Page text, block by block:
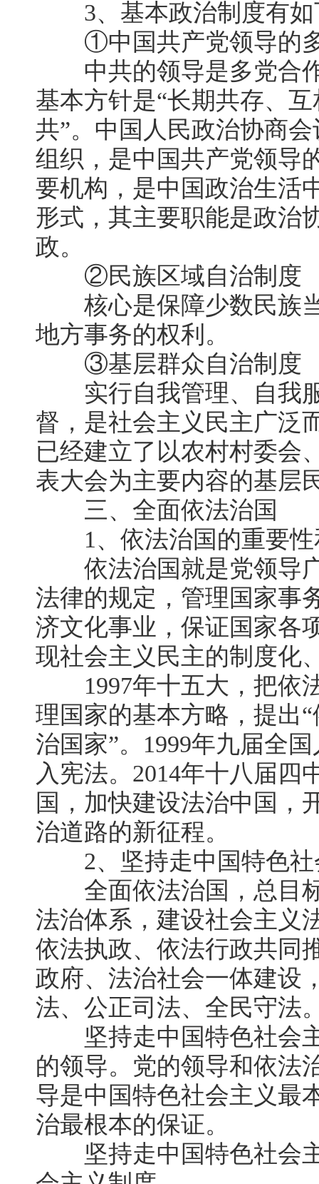
3、基本政治制度有如
①中国共产党领导的多
中共的领导是多党合作
基本方针是“长期共存、
共”。中国人民政治协商
组织，是中国共产党领导
要机构，是中国政治生活
形式，其主要职能是政治
政。
②民族区域自治制度
核心是保障少数民族当
地方事务的权利。
③基层群众自治制度
实行自我管理、自我
督，是社会主义民主广泛
已经建立了以农村村委会
表大会为主要内容的基层
三、全面依法治国
1、依法治国的重要性
依法治国就是党领导广
法律的规定，管理国家事
济文化事业，保证国家各
现社会主义民主的制度化
1997年十五大，把依
理国家的基本方略，提出
治国家”。1999年九届全
入宪法。2014年十八届四
国，加快建设法治中国，
治道路的新征程。
2、坚持走中国特色社
全面依法治国，总目标
法治体系，建设社会主义
依法执政、依法行政共同
政府、法治社会一体建设
法、公正司法、全民守法
坚持走中国特色社会主
的领导。党的领导和依法
导是中国特色社会主义最
治最根本的保证。
坚持走中国特色社会主